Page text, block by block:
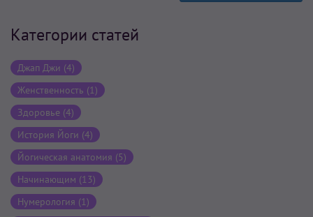
Категории статей
Джап Джи (4)
Женственность (1)
Здоровье (4)
История Йоги (4)
Йогическая анатомия (5)
Начинающим (13)
Нумерология (1)